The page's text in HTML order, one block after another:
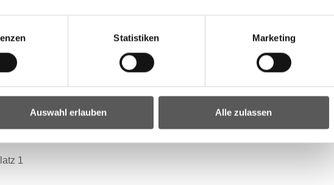
Statistiken Marketing
Auswahl erlauben Alle zulassen
& _2:
Sport-Landesrat Mag. Heinrich Dorner gratulierte den
sowie Siegern beim 4. Waldquelle-Lauf in Kobersdorf.
1